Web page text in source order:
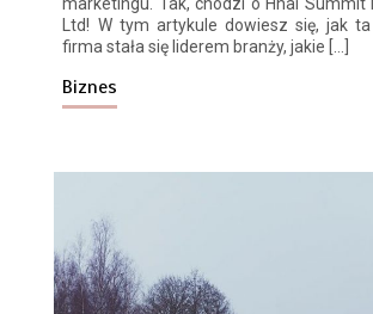
marketingu. Tak, chodzi o Hhai Summit
Ltd! W tym artykule dowiesz się, jak
firma stała się liderem branży, jakie […]
Biznes